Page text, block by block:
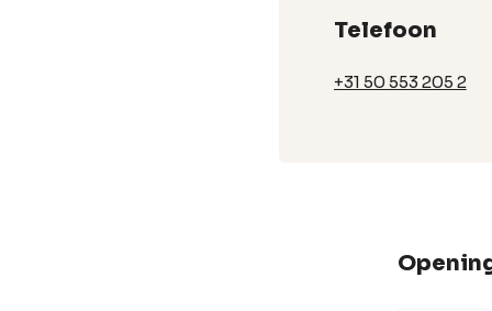
Telefoon
+31 50 553 205 2